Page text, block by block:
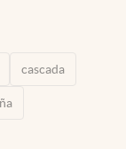
cascada